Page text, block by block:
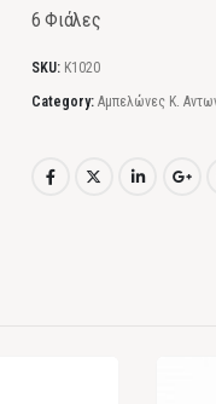
6 Φιάλες
SKU: Κ1020
Category: Αμπελώνες Κ.